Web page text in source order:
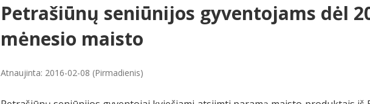
Petrašiūnų seniūnijos gyventojams dėl
mėnesio maisto
Atnaujinta: 2016-02-08 (Pirmadienis)